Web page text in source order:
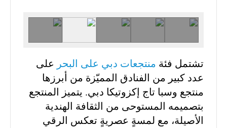
تشتمل فئة منتجعات دبي على البحر على
عدد كبير من الفنادق المميّزة من أبرزها
منتجع وسبا تاج إكزوتيكا دبي. يتميز المنتجع
بتصميمه المستوحى من الثقافة الهندية
الأصيلة، مع لمسةٍ عصريةٍ تعكس الرقي